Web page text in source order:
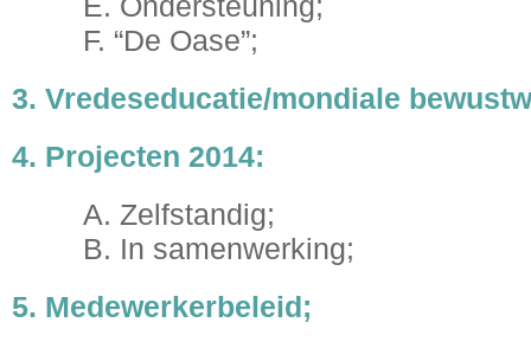
F. “De Oase”;
3. Vredeseducatie/mondiale
4. Projecten 2014:
A. Zelfstandig;
B. In samenwerking;
5. Medewerkerbeleid;